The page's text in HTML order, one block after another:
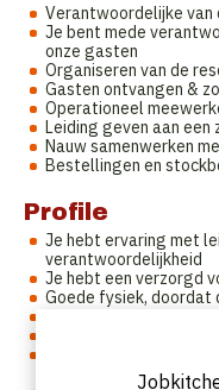
Verantwoordelijke van
Je bent mede
onze gasten
Organiseren van de
Gasten ontvangen &
Operationeel
Leiding geven aan een
Nauw samenwerken
Bestellingen en
Profile
Je hebt ervaring met
verantwoordelijkheid
Je hebt een verzorgd
Goede fysiek, doordat